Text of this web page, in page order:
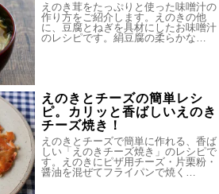
えのき茸をたっぷりと使った味噌汁の
作り方をご紹介します。えのきの他
に、豆腐とねぎを具材にしたお味噌汁
のレシピです。絹豆腐の柔らかな…
えのきとチーズの簡単レシ
ピ。カリッと香ばしいえのき
チーズ焼き！
えのきとチーズで簡単に作れる、香ば
しい「えのきチーズ焼き」のレシピで
す。えのきにピザ用チーズ・片栗粉・
醤油を混ぜてフライパンで焼く…